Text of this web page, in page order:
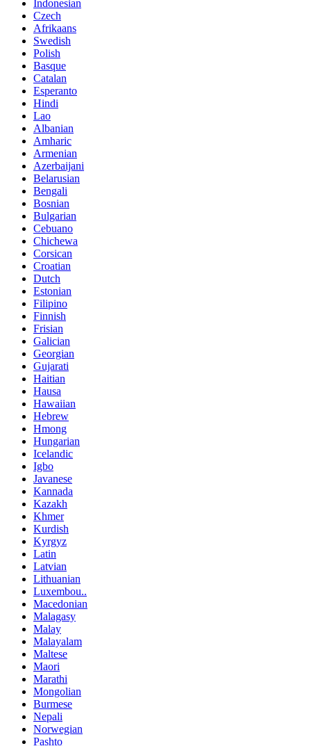
Indonesian
Czech
Afrikaans
Swedish
Polish
Basque
Catalan
Esperanto
Hindi
Lao
Albanian
Amharic
Armenian
Azerbaijani
Belarusian
Bengali
Bosnian
Bulgarian
Cebuano
Chichewa
Corsican
Croatian
Dutch
Estonian
Filipino
Finnish
Frisian
Galician
Georgian
Gujarati
Haitian
Hausa
Hawaiian
Hebrew
Hmong
Hungarian
Icelandic
Igbo
Javanese
Kannada
Kazakh
Khmer
Kurdish
Kyrgyz
Latin
Latvian
Lithuanian
Luxembou..
Macedonian
Malagasy
Malay
Malayalam
Maltese
Maori
Marathi
Mongolian
Burmese
Nepali
Norwegian
Pashto